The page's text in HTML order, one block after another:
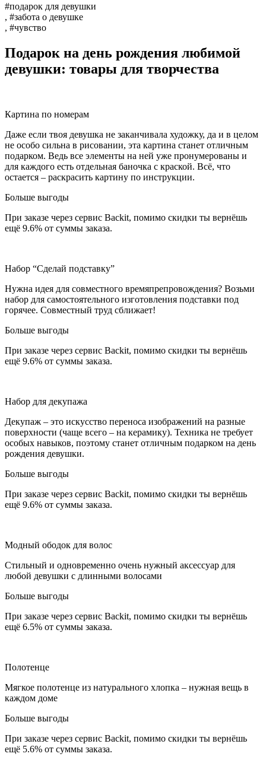
#подарок для девушки
, #забота о девушке
, #чувство
Подарок на день рождения любимой
девушки: товары для творчества
Картина по номерам
Даже если твоя девушка не заканчивала художку, да и в целом
не особо сильна в рисовании, эта картина станет отличным
подарком. Ведь все элементы на ней уже пронумерованы и
для каждого есть отдельная баночка с краской. Всё, что
остается – раскрасить картину по инструкции.
Больше выгоды
При заказе через сервис Backit, помимо скидки ты вернёшь
ещё 9.6% от суммы заказа.
Набор “Сделай подставку”
Нужна идея для совместного времяпрепровождения? Возьми
набор для самостоятельного изготовления подставки под
горячее. Совместный труд сближает!
Больше выгоды
При заказе через сервис Backit, помимо скидки ты вернёшь
ещё 9.6% от суммы заказа.
Набор для декупажа
Декупаж – это искусство переноса изображений на разные
поверхности (чаще всего – на керамику). Техника не требует
особых навыков, поэтому станет отличным подарком на день
рождения девушки.
Больше выгоды
При заказе через сервис Backit, помимо скидки ты вернёшь
ещё 9.6% от суммы заказа.
Модный ободок для волос
Стильный и одновременно очень нужный аксессуар для
любой девушки с длинными волосами
Больше выгоды
При заказе через сервис Backit, помимо скидки ты вернёшь
ещё 6.5% от суммы заказа.
Полотенце
Мягкое полотенце из натурального хлопка – нужная вещь в
каждом доме
Больше выгоды
При заказе через сервис Backit, помимо скидки ты вернёшь
ещё 5.6% от суммы заказа.